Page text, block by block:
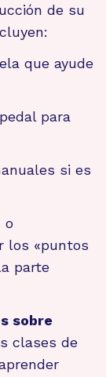
de su
que ayude
para
si es
o
los «puntos
parte
sobre
clases de